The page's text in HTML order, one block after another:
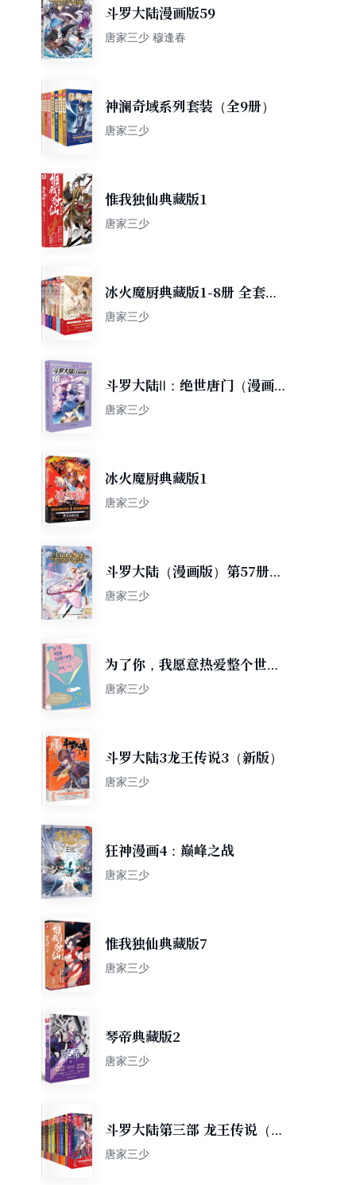
斗罗大陆漫画版59
唐家三少 穆逢春
神澜奇域系列套装（全9册）
唐家三少
惟我独仙典藏版1
唐家三少
冰火魔厨典藏版1-8册 全套共
8本
唐家三少
斗罗大陆Ⅱ：绝世唐门（漫画
白金版16）
唐家三少
冰火魔厨典藏版1
唐家三少
斗罗大陆（漫画版）第57册
（唐家三少 穆逢春 人气网文
唐家三少
为了你，我愿意热爱整个世界
（唐家三少挚爱作品典藏版：
唐家三少
斗罗大陆3龙王传说3（新版）
唐家三少
狂神漫画4：巅峰之战
唐家三少
惟我独仙典藏版7
唐家三少
琴帝典藏版2
唐家三少
斗罗大陆第三部 龙王传说（全
套共28册）
唐家三少